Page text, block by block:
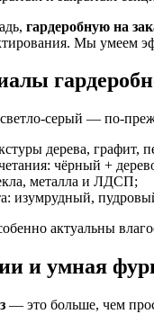
гардеробную на
Мы умеем
серый — по-
дерева, графит,
чёрный +
металла и ЛДСП;
изумрудный,
актуальны
и умная
— это больше, чем